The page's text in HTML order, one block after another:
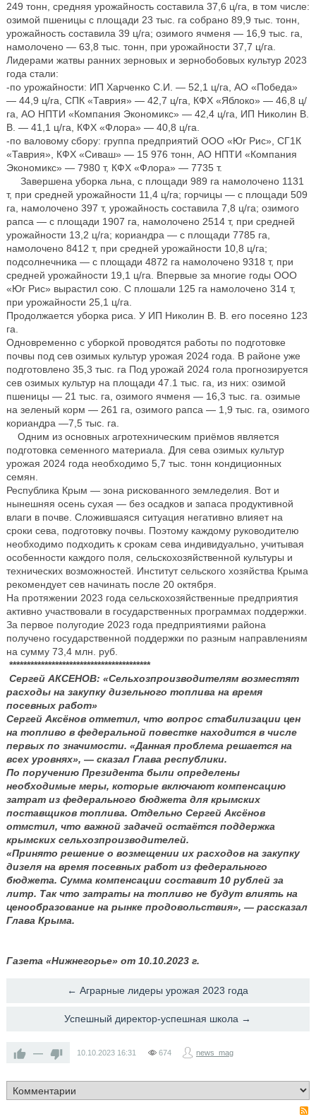
249 тонн, средняя урожайность составила 37,6 ц/га, в том числе:
озимой пшеницы с площади 23 тыс. га собрано 89,9 тыс. тонн,
урожайность составила 39 ц/га; озимого ячменя — 16,9 тыс. га,
намолочено — 63,8 тыс. тонн, при урожайности 37,7 ц/га.
Лидерами жатвы ранних зерновых и зернобобовых культур 2023
года стали:
-по урожайности: ИП Харченко С.И. — 52,1 ц/га, АО «Победа»
— 44,9 ц/ra, СПК «Таврия» — 42,7 ц/га, КФХ «Яблоко» — 46,8 ц/
га, АО НПТИ «Компания Экономикс» — 42,4 ц/га, ИП Николин В.
В. — 41,1 ц/га, КФХ «Флора» — 40,8 ц/га.
-по валовому сбору: группа предприятий ООО «Юг Рис», СГ1К
«Таврия», КФХ «Сиваш» — 15 976 тонн, АО НПТИ «Компания
Экономикс» — 7980 т, КФХ «Флора» — 7735 т.
Завершена уборка льна, с площади 989 га намолочено 1131
т, при средней урожайности 11,4 ц/га; горчицы — с площади 509
га, намолочено 397 т, урожайность составила 7,8 ц/га; озимого
рапса — с площади 1907 га, намолочено 2514 т, при средней
урожайности 13,2 ц/га; кориандра — с площади 7785 га,
намолочено 8412 т, при средней урожайности 10,8 ц/га;
подсолнечника — с площади 4872 га намолочено 9318 т, при
средней урожайности 19,1 ц/га. Впервые за многие годы ООО
«Юг Рис» вырастил сою. С плошали 125 га намолочено 314 т,
при урожайности 25,1 ц/га.
Продолжается уборка риса. У ИП Николин В. В. его посеяно 123
га.
Одновременно с уборкой проводятся работы по подготовке
почвы под сев озимых культур урожая 2024 года. В районе уже
подготовлено 35,3 тыс. га Под урожай 2024 гола прогнозируется
сев озимых культур на площади 47.1 тыс. га, из них: озимой
пшеницы — 21 тыс. га, озимого ячменя — 16,3 тыс. га. озимые
на зеленый корм — 261 га, озимого рапса — 1,9 тыс. га, озимого
кориандра —7,5 тыс. га.
Одним из основных агротехническим приёмов является
подготовка семенного материала. Для сева озимых культур
урожая 2024 года необходимо 5,7 тыс. тонн кондиционных
семян.
Республика Крым — зона рискованного земледелия. Вот и
нынешняя осень сухая — без осадков и запаса продуктивной
влаги в почве. Сложившаяся ситуация негативно влияет на
сроки сева, подготовку почвы. Поэтому каждому руководителю
необходимо подходить к срокам сева индивидуально, учитывая
особенности каждого поля, сельскохозяйственной культуры и
технических возможностей. Институт сельского хозяйства Крыма
рекомендует сев начинать после 20 октября.
На протяжении 2023 года сельскохозяйственные предприятия
активно участвовали в государственных программах поддержки.
За первое полугодие 2023 года предприятиями района
получено государственной поддержки по разным направлениям
на сумму 73,4 млн. руб.
****************************************
Сергей АКСЕНОВ: «Сельхозпроизводителям возместят
расходы на закупку дизельного топлива на время
посевных работ»
Сергей Аксёнов отметил, что вопрос стабилизации цен
на топливо в федеральной повестке находится в числе
первых по значимости. «Данная проблема решается на
всех уровнях», — сказал Глава республики.
По поручению Президента были определены
необходимые меры, которые включают компенсацию
затрат из федерального бюджета для крымских
поставщиков топлива. Отдельно Сергей Аксёнов
отмстил, что важной задачей остаётся поддержка
крымских сельхозпроизводителей.
«Принято решение о возмещении их расходов на закупку
дизеля на время посевных работ из федерального
бюджета. Сумма компенсации составит 10 рублей за
литр. Так что затраты на топливо не будут влиять на
ценообразование на рынке продовольствия», — рассказал
Глава Крыма.
Газета «Нижнегорье» от 10.10.2023 г.
← Аграрные лидеры урожая 2023 года
Успешный директор-успешная школа →
— 10.10.2023 16:31 674 news_mag